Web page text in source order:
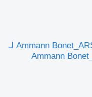
غطاء حجرة المحرك Ammann Bonet_ARS70_pn_4-30092 لـ